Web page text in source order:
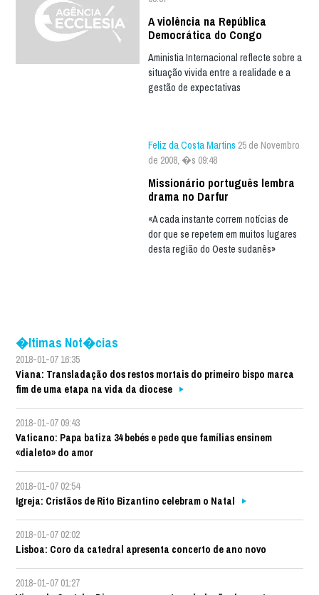
A violência na República
Democrática do Congo
Aministia Internacional reflecte sobre a
situação vivida entre a realidade e a
gestão de expectativas
Feliz da Costa Martins 25 de Novembro
de 2008, �s 09:48
Missionário português lembra
drama no Darfur
«A cada instante correm notícias de
dor que se repetem em muitos lugares
desta região do Oeste sudanês»
�ltimas Not�cias
2018-01-07 16:35
Viana: Transladação dos restos mortais do primeiro bispo marca
fim de uma etapa na vida da diocese
2018-01-07 09:43
Vaticano: Papa batiza 34 bebés e pede que famílias ensinem
«dialeto» do amor
2018-01-07 02:54
Igreja: Cristãos de Rito Bizantino celebram o Natal
2018-01-07 02:02
Lisboa: Coro da catedral apresenta concerto de ano novo
2018-01-07 01:27